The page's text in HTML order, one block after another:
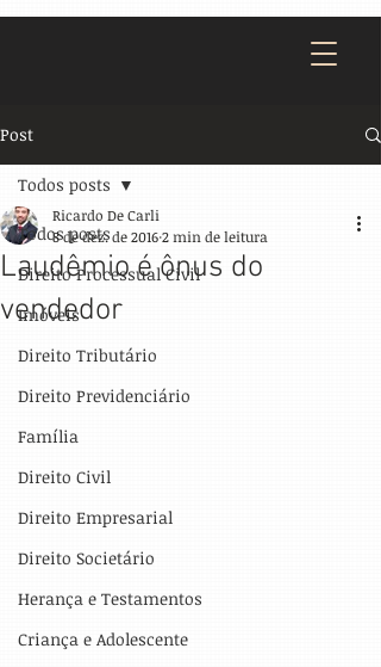
Post
Todos posts
Direito Processual Civil
Imóveis
Direito Tributário
Direito Previdenciário
Família
Direito Civil
Direito Empresarial
Direito Societário
Herança e Testamentos
Criança e Adolescente
Todos posts
Laudêmio é ônus do
vendedor
Ricardo De Carli
8 de dez. de 20162 min de leitura